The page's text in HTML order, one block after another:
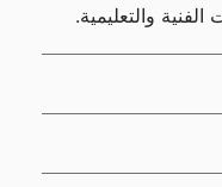
والتعليمية.